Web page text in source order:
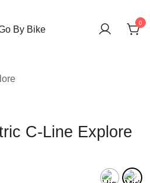
0
C-Line Explore